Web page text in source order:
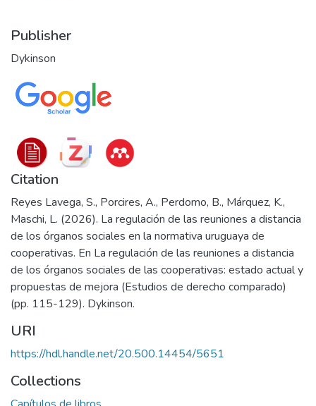
Publisher
Dykinson
Citation
Reyes Lavega, S., Porcires, A., Perdomo, B., Márquez, K.,
Maschi, L. (2026). La regulación de las reuniones a distancia
de los órganos sociales en la normativa uruguaya de
cooperativas. En La regulación de las reuniones a distancia
de los órganos sociales de las cooperativas: estado actual y
propuestas de mejora (Estudios de derecho comparado)
(pp. 115-129). Dykinson.
URI
https://hdl.handle.net/20.500.14454/5651
Collections